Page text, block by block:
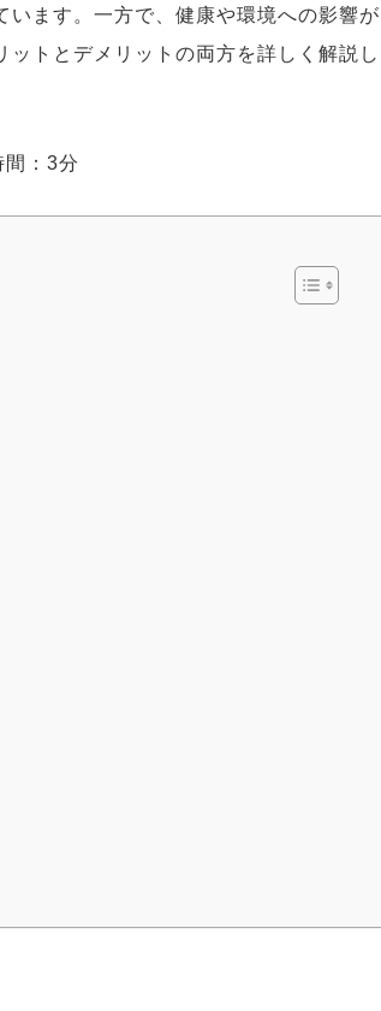
ます。一方で、健康や環境への影響が
トとデメリットの両方を詳しく解説し
間：3分